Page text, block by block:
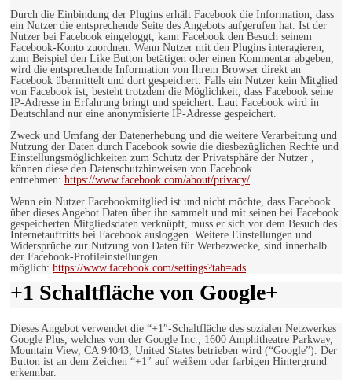
Durch die Einbindung der Plugins erhält Facebook die Information, dass
ein Nutzer die entsprechende Seite des Angebots aufgerufen hat. Ist der
Nutzer bei Facebook eingeloggt, kann Facebook den Besuch seinem
Facebook-Konto zuordnen. Wenn Nutzer mit den Plugins interagieren,
zum Beispiel den Like Button betätigen oder einen Kommentar abgeben,
wird die entsprechende Information von Ihrem Browser direkt an
Facebook übermittelt und dort gespeichert. Falls ein Nutzer kein Mitglied
von Facebook ist, besteht trotzdem die Möglichkeit, dass Facebook seine
IP-Adresse in Erfahrung bringt und speichert. Laut Facebook wird in
Deutschland nur eine anonymisierte IP-Adresse gespeichert.
Zweck und Umfang der Datenerhebung und die weitere Verarbeitung und
Nutzung der Daten durch Facebook sowie die diesbezüglichen Rechte und
Einstellungsmöglichkeiten zum Schutz der Privatsphäre der Nutzer ,
können diese den Datenschutzhinweisen von Facebook
entnehmen: https://www.facebook.com/about/privacy/.
Wenn ein Nutzer Facebookmitglied ist und nicht möchte, dass Facebook
über dieses Angebot Daten über ihn sammelt und mit seinen bei Facebook
gespeicherten Mitgliedsdaten verknüpft, muss er sich vor dem Besuch des
Internetauftritts bei Facebook ausloggen. Weitere Einstellungen und
Widersprüche zur Nutzung von Daten für Werbezwecke, sind innerhalb
der Facebook-Profileinstellungen
möglich: https://www.facebook.com/settings?tab=ads.
+1 Schaltfläche von Google+
Dieses Angebot verwendet die “+1″-Schaltfläche des sozialen Netzwerkes
Google Plus, welches von der Google Inc., 1600 Amphitheatre Parkway,
Mountain View, CA 94043, United States betrieben wird (“Google”). Der
Button ist an dem Zeichen “+1″ auf weißem oder farbigen Hintergrund
erkennbar.